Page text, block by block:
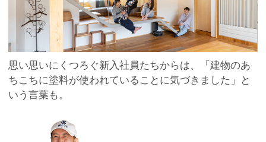
思い思いにくつろぐ新入社員たちからは、「建物のあ
ちこちに塗料が使われていることに気づきました」と
いう言葉も。